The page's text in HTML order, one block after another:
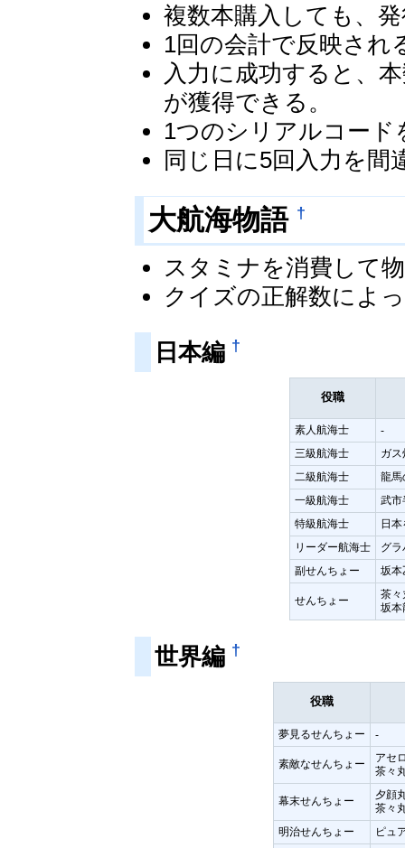
複数本購入しても、
1回の会計で反映され
入力に成功すると、
が獲得できる。
1つのシリアルコード
同じ日に5回入力を間
大航海物語 †
スタミナを消費して
クイズの正解数によ
日本編 †
役職
素人航海士
-
三級航海士
ガ
二級航海士
龍馬
一級航海士
武
特級航海士
日
リーダー航海士
グ
副せんちょー
坂
せんちょー
茶々
坂本
世界編 †
役職
夢見るせんちょー -
素敵なせんちょー
アセ
茶々
幕末せんちょー
夕顔
茶々
明治せんちょー
ピュ